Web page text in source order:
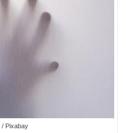
/ Pixabay